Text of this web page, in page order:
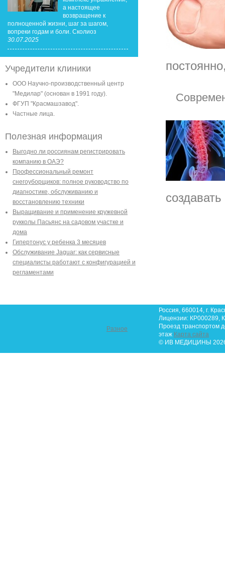
а настоящее
возвращение к
полноценной жизни, шаг за шагом,
вопреки годам и боли. Сколиоз
30.07.2025
Учредители клиники
ООО Научно-производственный центр
"Медилар" (основан в 1991 году).
ФГУП "Красмашзавод".
Частные лица.
Полезная информация
Выгодно ли россиянам регистрировать
компанию в ОАЭ?
Профессиональный ремонт
снегоуборщиков: полное руководство по
диагностике, обслуживанию и
восстановлению техники
Выращивание и применение кружевной
рукколы Пасьянс на садовом участке и
дома
Гипертонус у ребенка 3 месяцев
Обслуживание Jaguar: как сервисные
специалисты работают с конфигурацией и
регламентами
Разное
Россия, 660014, г.
Лицензии: КР000289,
Проезд транспортом
этаж Карта сайта
© ИВ МЕДИЦИНЫ